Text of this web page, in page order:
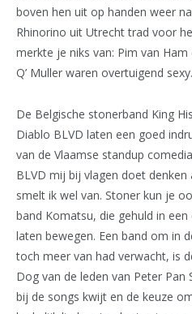
boven hen uit op handen weer
Rhinorino uit Utrecht trad voor
merkte je niks van: Pim van Ham
Q’ Muller waren overtuigend sexy.
De Belgische stonerband King
Diablo BLVD laten een goed
van de Vlaamse standup
BLVD mij bij vlagen doet denken
smelt ik wel van. Stoner kun je
band Komatsu, die gehuld in
laten bewegen. Een band om in
toch meer van had verwacht, is
Dog van de leden van Peter Pan
bij de songs kwijt en de keuze